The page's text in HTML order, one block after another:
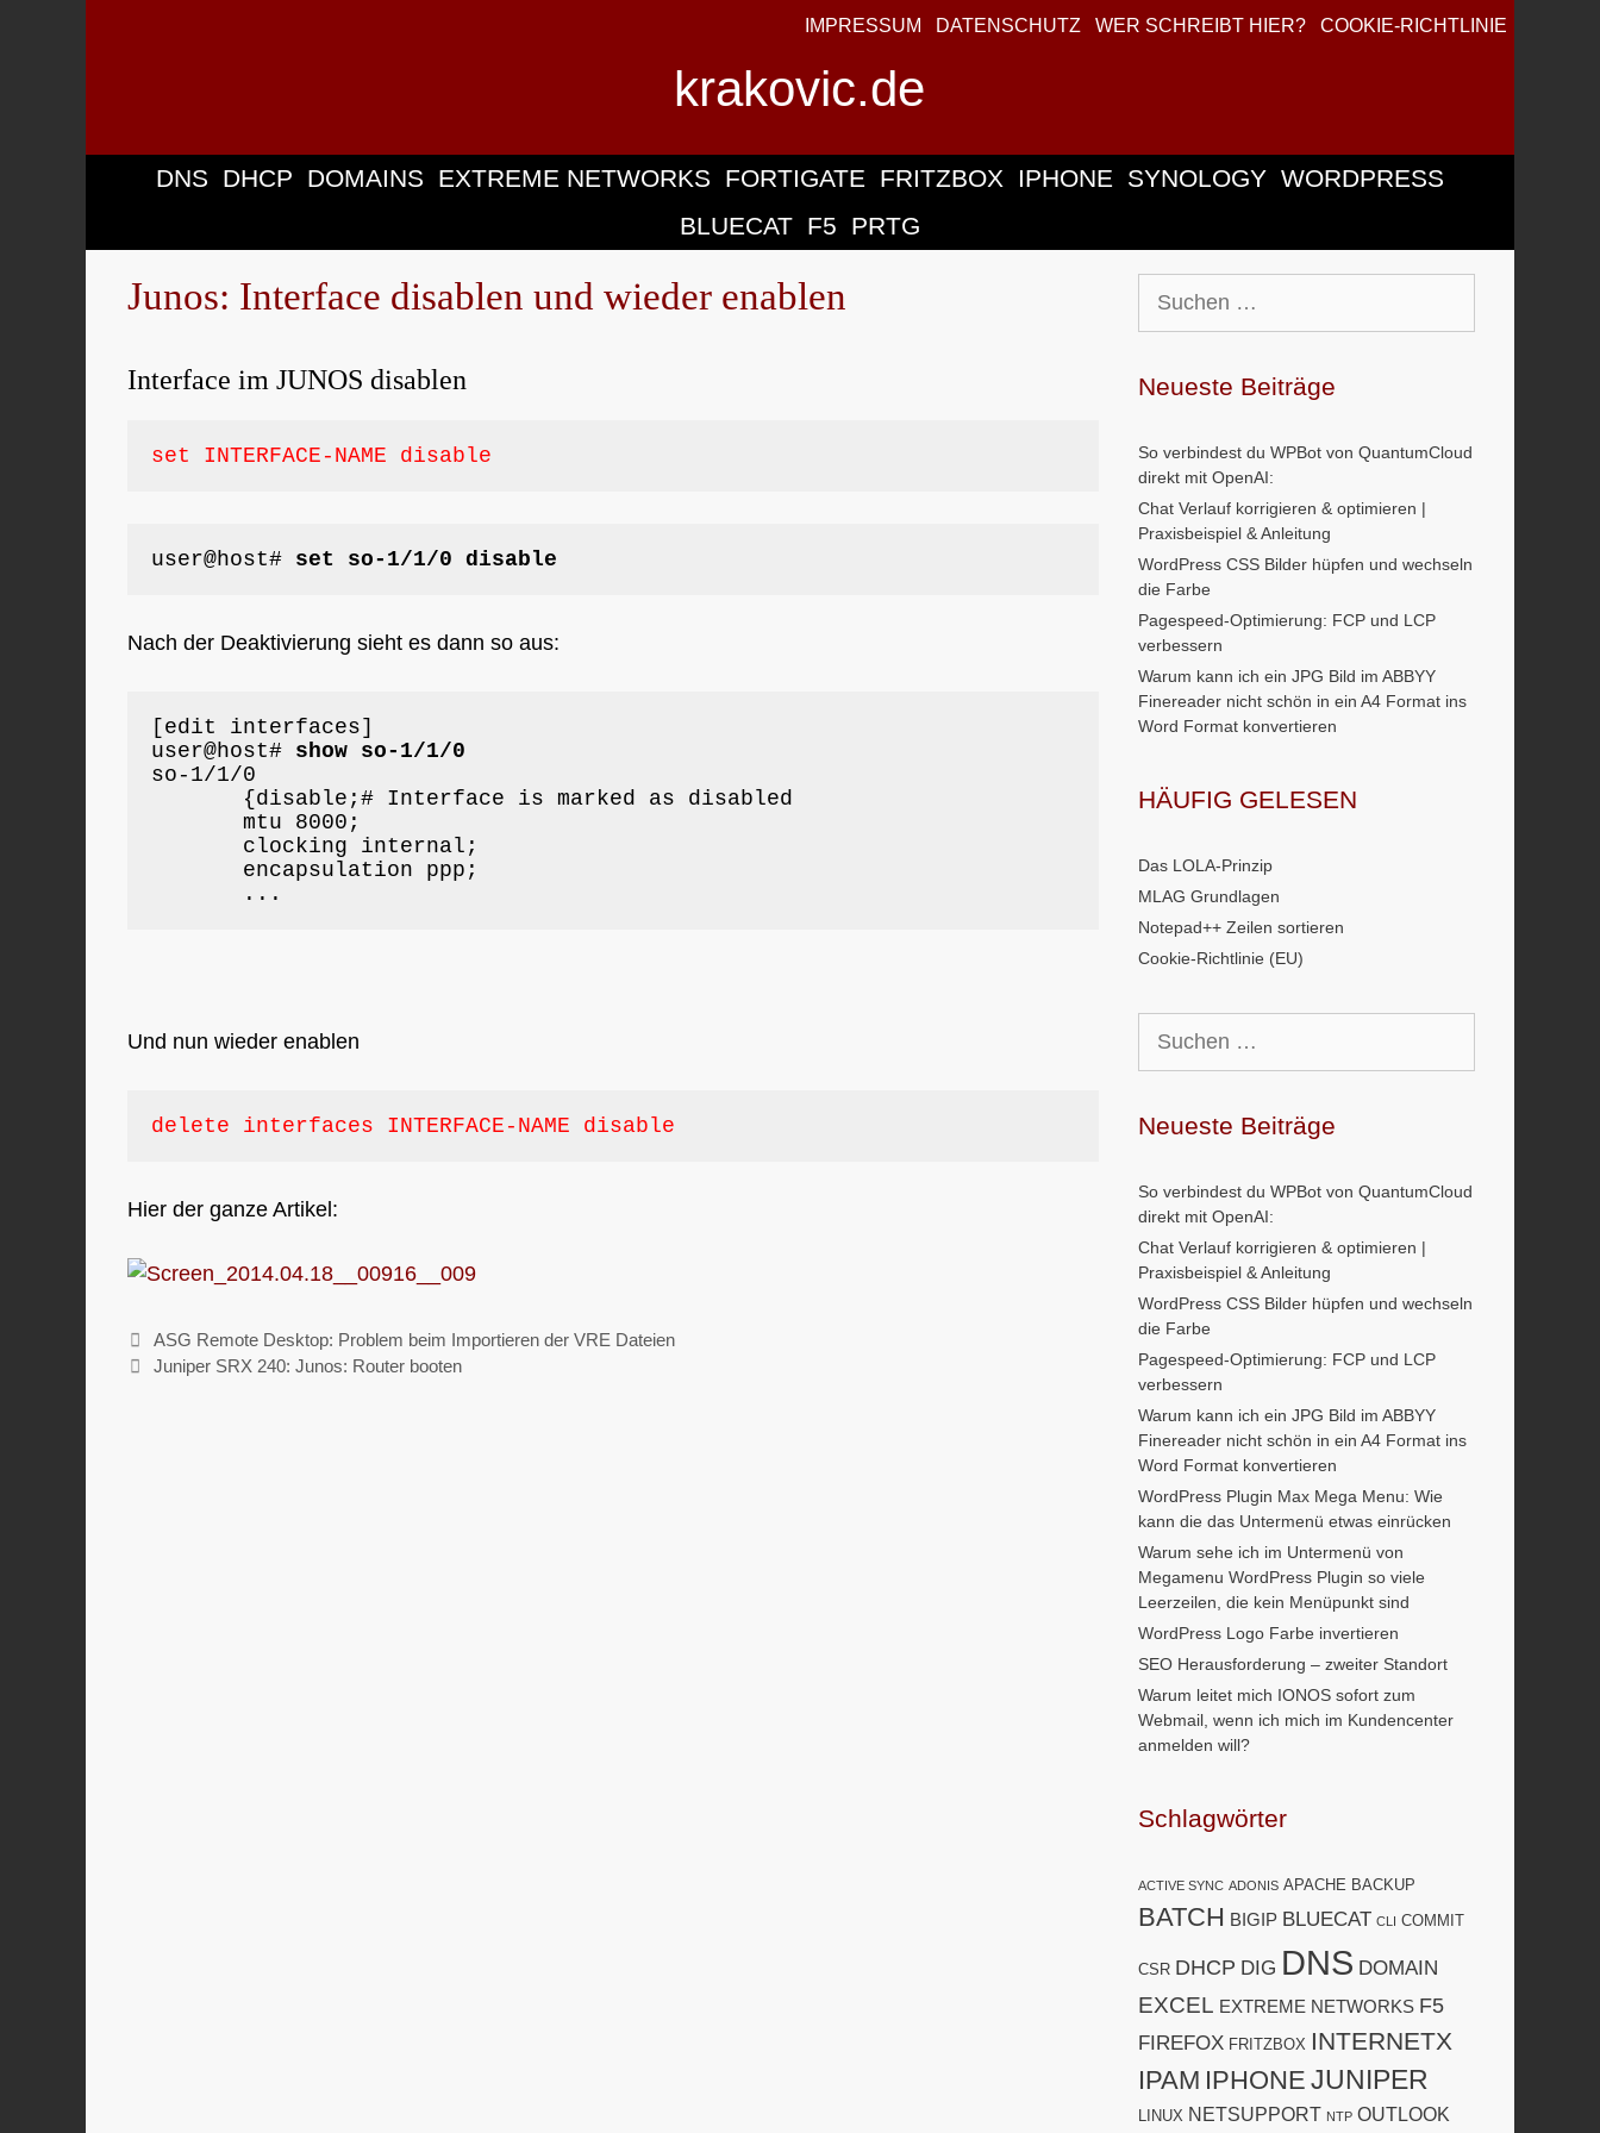
IMPRESSUM DATENSCHUTZ WER SCHREIBT HIER? COOKIE-RICHTLINIE
krakovic.de
DNS DHCP DOMAINS EXTREME NETWORKS FORTIGATE FRITZBOX IPHONE SYNOLOGY WORDPRESS
BLUECAT F5 PRTG
Junos: Interface disablen und wieder enablen
Interface im JUNOS disablen
set INTERFACE-NAME disable
user@host# set so-1/1/0 disable
Nach der Deaktivierung sieht es dann so aus:
[edit interfaces]
user@host#
so-1/1/0
       {disable;# Interface is marked as disabled
       mtu 8000;
       clocking internal;
       encapsulation ppp;
       ...
Und nun wieder enablen
delete interfaces INTERFACE-NAME disable
Hier der ganze Artikel:
ASG Remote Desktop: Problem beim Importieren der VRE Dateien
Juniper SRX 240: Junos: Router booten
nach:
Neueste Beiträge
So verbindest du WPBot von QuantumCloud
direkt mit OpenAI:
Chat Verlauf korrigieren & optimieren |
Praxisbeispiel & Anleitung
WordPress CSS Bilder hüpfen und wechseln
die Farbe
Pagespeed-Optimierung: FCP und LCP
verbessern
Warum kann ich ein JPG Bild im ABBYY
Finereader nicht schön in ein A4 Format ins
Word Format konvertieren
HÄUFIG GELESEN
Das LOLA-Prinzip
MLAG Grundlagen
Notepad++ Zeilen sortieren
Cookie-Richtlinie (EU)
nach:
Neueste Beiträge
So verbindest du WPBot von QuantumCloud
direkt mit OpenAI:
Chat Verlauf korrigieren & optimieren |
Praxisbeispiel & Anleitung
WordPress CSS Bilder hüpfen und wechseln
die Farbe
Pagespeed-Optimierung: FCP und LCP
verbessern
Warum kann ich ein JPG Bild im ABBYY
Finereader nicht schön in ein A4 Format ins
Word Format konvertieren
WordPress Plugin Max Mega Menu: Wie
kann die das Untermenü etwas einrücken
Warum sehe ich im Untermenü von
Megamenu WordPress Plugin so viele
Leerzeilen, die kein Menüpunkt sind
WordPress Logo Farbe invertieren
SEO Herausforderung – zweiter Standort
Warum leitet mich IONOS sofort zum
Webmail, wenn ich mich im Kundencenter
anmelden will?
Schlagwörter
ACTIVE SYNC ADONIS APACHE BACKUP
BATCH BIGIP BLUECAT CLI COMMIT
CSR DHCP DIG DNS DOMAIN
EXCEL EXTREME NETWORKS F5
FIREFOX FRITZBOX INTERNETX
IPAM IPHONE JUNIPER
LINUX NETSUPPORT NTP OUTLOOK